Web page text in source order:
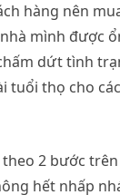
hàng nên
mình được
dứt tình
tuổi thọ cho
2 bước
hết nhấp